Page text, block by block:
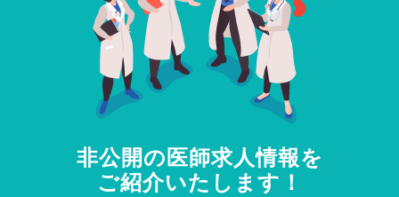
非公開の医師求人情報を
ご紹介いたします！